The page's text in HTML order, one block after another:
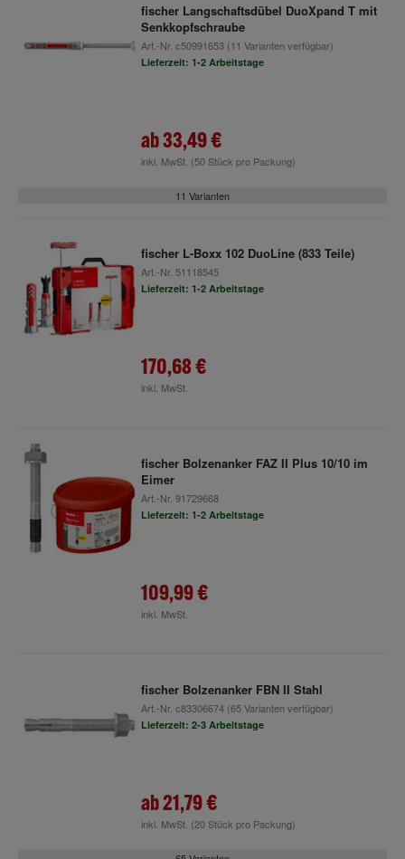
fischer Langschaftsdübel DuoXpand T mit
Senkkopfschraube
Art.-Nr. c50991653(11 Varianten verfügbar)
Lieferzeit: 1-2 Arbeitstage
ab33,49 €
inkl. MwSt. (50 Stück pro Packung)
11 Varianten
fischer L-Boxx 102 DuoLine (833 Teile)
Art.-Nr. 51118545
Lieferzeit: 1-2 Arbeitstage
170,68 €
inkl. MwSt.
fischer Bolzenanker FAZ II Plus 10/10 im
Eimer
Art.-Nr. 91729668
Lieferzeit: 1-2 Arbeitstage
109,99 €
inkl. MwSt.
fischer Bolzenanker FBN II Stahl
Art.-Nr. c83306674(65 Varianten verfügbar)
Lieferzeit: 2-3 Arbeitstage
ab21,79 €
inkl. MwSt. (20 Stück pro Packung)